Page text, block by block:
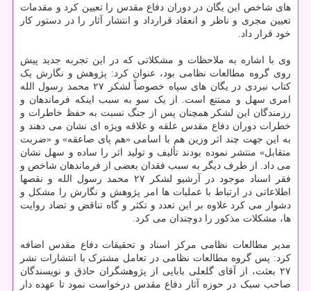
های شاخص این یگان در دوران دفاع مقدس را تعیین کرد و مقدمات
تعیین مجری و ناظر و انعقاد قرارداد و انتشار آثار را در دستور کار
خود قرار داد.
وی با اشاره به ملاحظات و مشکلاتی که در این تجربه جدید پیش
روی گروه مطالعات نظامی بود، عنوان کرد: پژوهش و نگارش یک
کتاب نبردی در یگان های سپاه خصوصاً لشکر ۲۷ محمد رسول الله
امری سهل و ممتنع است. از یک سو به سبب اینکه فرماندهان و
رزمندگان این لشکر همچنان پس از جنگ نسبت به حفظ خاطرات و
خطرات دوران دفاع مقدس علقه و علاقه ویژه ای نشان می دهند و
به این جهت چند اثر وزین هم با اسامی «هم پای صاعقه» و «ضربت
متقابل» منتشر نموده بودند تألیف و تولید اثر را ساده و سهل نشان
می داد. از طرف دیگر به سبب فقدان بعضی از فرماندهان شاخص و
فقر اسناد موجود در آرشیو لشکر ۲۷ محمد رسول الله و نقصها
اطلاعاتی در ارتباط با عملیات ها امر پژوهش و نگارش را مشکل و
دشوار می کرد علاوه بر این تعدد و تکثر و گاه تناقض و تضاد روایت
ها، مشکلات مذکور را دوچندان می کرد.
مدیر مطالعات نظامی مرکز اسناد و تحقیقات دفاع مقدس اضافه
کرد: پس گروه مطالعات نظامی در تعامل مشترک با انتشارات نشر
۲۷ بعثت، از آقای گلعلی بابایی از پژوهشگران حاذق و نویسندگان
صاحب سبک در حوزه آثار دفاع مقدس درخواست نمود تا عهده دار